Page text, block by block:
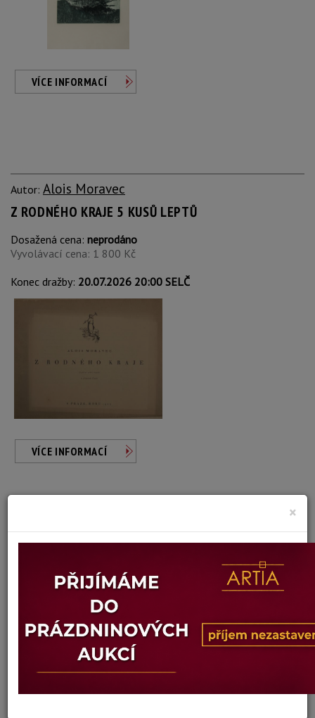
VÍCE INFORMACÍ
Autor: Alois Moravec
Z RODNÉHO KRAJE 5 KUSŮ LEPTŮ
Dosažená cena: neprodáno
Vyvolávací cena: 1 800 Kč
Konec dražby: 20.07.2026 20:00 SELČ
VÍCE INFORMACÍ
PETROLEJKA
neprodáno
Vyvolávací cena: 400 Kč
20.07.2026 20:00 SELČ
×